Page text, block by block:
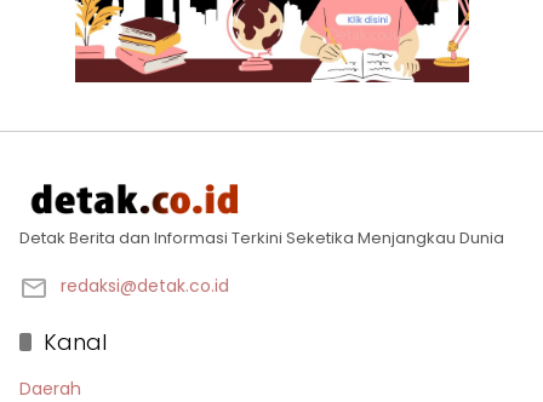
Detak Berita dan Informasi Terkini Seketika Menjangkau Dunia
redaksi@detak.co.id
Kanal
Daerah